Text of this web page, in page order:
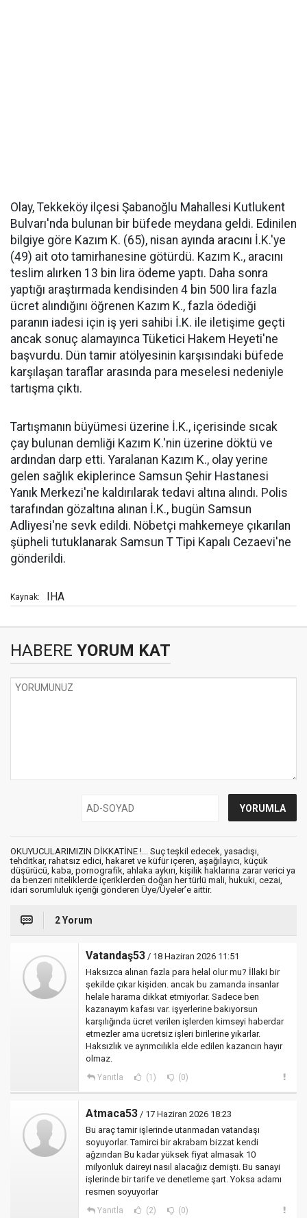
Olay, Tekkeköy ilçesi Şabanoğlu Mahallesi Kutlukent
Bulvarı'nda bulunan bir büfede meydana geldi. Edinilen
bilgiye göre Kazım K. (65), nisan ayında aracını İ.K.'ye
(49) ait oto tamirhanesine götürdü. Kazım K., aracını
teslim alırken 13 bin lira ödeme yaptı. Daha sonra
yaptığı araştırmada kendisinden 4 bin 500 lira fazla
ücret alındığını öğrenen Kazım K., fazla ödediği
paranın iadesi için iş yeri sahibi İ.K. ile iletişime geçti
ancak sonuç alamayınca Tüketici Hakem Heyeti'ne
başvurdu. Dün tamir atölyesinin karşısındaki büfede
karşılaşan taraflar arasında para meselesi nedeniyle
tartışma çıktı.
Tartışmanın büyümesi üzerine İ.K., içerisinde sıcak
çay bulunan demliği Kazım K.'nin üzerine döktü ve
ardından darp etti. Yaralanan Kazım K., olay yerine
gelen sağlık ekiplerince Samsun Şehir Hastanesi
Yanık Merkezi'ne kaldırılarak tedavi altına alındı. Polis
tarafından gözaltına alınan İ.K., bugün Samsun
Adliyesi'ne sevk edildi. Nöbetçi mahkemeye çıkarılan
şüpheli tutuklanarak Samsun T Tipi Kapalı Cezaevi'ne
gönderildi.
Kaynak: IHA
HABERE YORUM KAT
OKUYUCULARIMIZIN DİKKATİNE !... Suç teşkil edecek, yasadışı,
tehditkar, rahatsız edici, hakaret ve küfür içeren, aşağılayıcı, küçük
düşürücü, kaba, pornografik, ahlaka aykırı, kişilik haklarına zarar verici ya
da benzeri niteliklerde içeriklerden doğan her türlü mali, hukuki, cezai,
idari sorumluluk içeriği gönderen Üye/Üyeler’e aittir.
2 Yorum
Vatandaş53 / 18 Haziran 2026 11:51
Haksızca alınan fazla para helal olur mu? İllaki bir
şekilde çıkar kişiden. ancak bu zamanda insanlar
helale harama dikkat etmiyorlar. Sadece ben
kazanayım kafası var. işyerlerine bakıyorsun
karşılığında ücret verilen işlerden kimseyi haberdar
etmezler ama ücretsiz işleri birilerine yıkarlar.
Haksızlık ve ayrımcılıkla elde edilen kazancın hayır
olmaz.
Yanıtla (1) (0)
Atmaca53 / 17 Haziran 2026 18:23
Bu araç tamir işlerinde utanmadan vatandaşı
soyuyorlar. Tamirci bir akrabam bizzat kendi
ağzından Bu kadar yüksek fiyat almasak 10
milyonluk daireyi nasıl alacağız demişti. Bu sanayi
işlerinde bir tarife ve denetleme şart. Yoksa adamı
resmen soyuyorlar
Yanıtla (2) (0)